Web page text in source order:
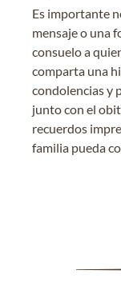
Es importante
mensaje o una
consuelo a
comparta una
condolencias y
junto con el
recuerdos
familia pueda